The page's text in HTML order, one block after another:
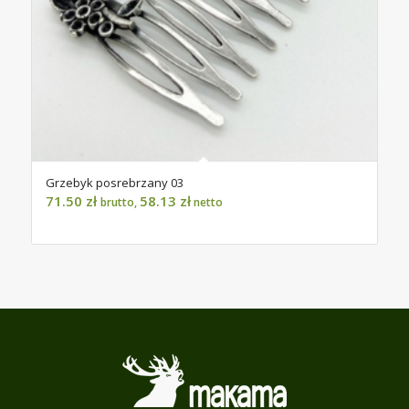
Grzebyk posrebrzany 03
71.50 zł brutto, 58.13 złnetto